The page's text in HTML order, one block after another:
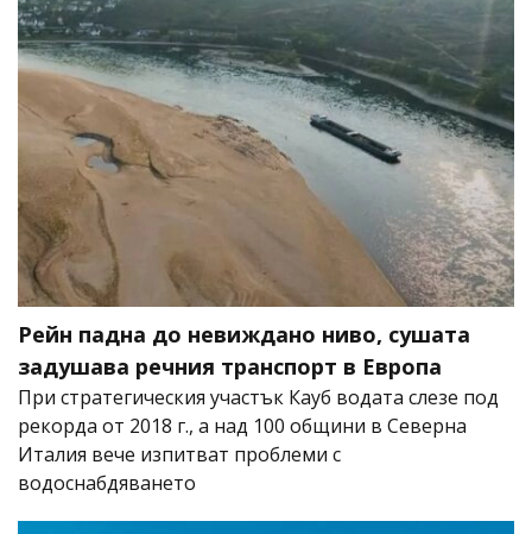
Рейн падна до невиждано ниво, сушата
задушава речния транспорт в Европа
При стратегическия участък Кауб водата слезе под
рекорда от 2018 г., а над 100 общини в Северна
Италия вече изпитват проблеми с
водоснабдяването